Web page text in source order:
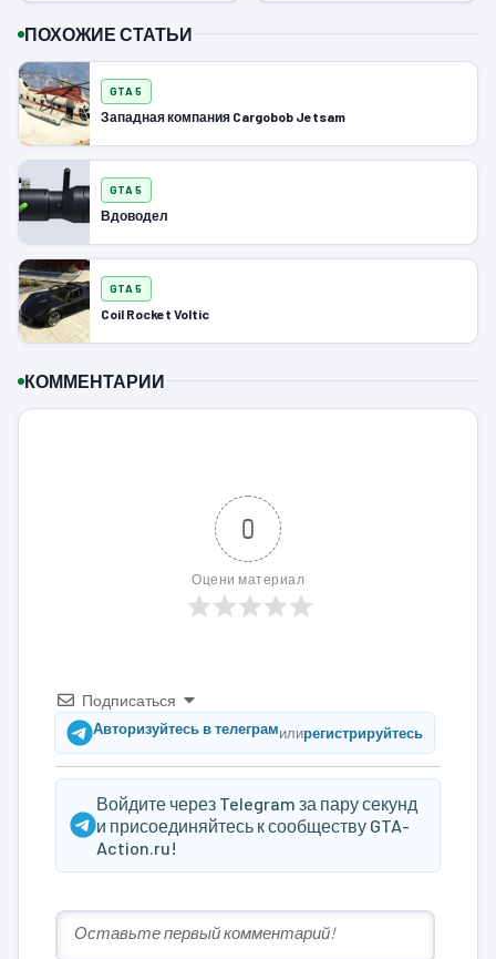
ПОХОЖИЕ СТАТЬИ
GTA 5
Западная компания Cargobob Jetsam
GTA 5
Вдоводел
GTA 5
Coil Rocket Voltic
КОММЕНТАРИИ
0
Оцени материал
Подписаться
Авторизуйтесь в телеграмилирегистрируйтесь
Войдите через Telegram за пару секунд
и присоединяйтесь к сообществу GTA-
Action.ru!